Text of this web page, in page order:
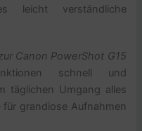
leicht verständliche
Canon PowerShot G15
schnell und
täglichen Umgang alles
für grandiose Aufnahmen